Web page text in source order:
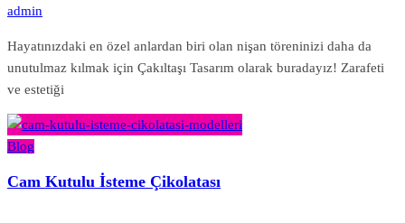
admin
Hayatınızdaki en özel anlardan biri olan nişan töreninizi daha da
unutulmaz kılmak için Çakıltaşı Tasarım olarak buradayız! Zarafeti
ve estetiği
Blog
Cam Kutulu İsteme Çikolatası